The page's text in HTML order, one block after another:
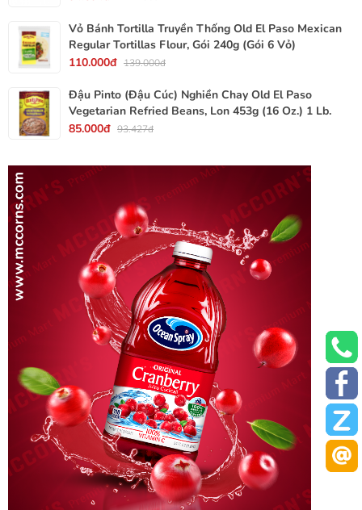
Vỏ Bánh Tortilla Truyền Thống Old El Paso Mexican
Regular Tortillas Flour, Gói 240g (Gói 6 Vỏ)
110.000đ 139.000đ
Đậu Pinto (Đậu Cúc) Nghiền Chay Old El Paso
Vegetarian Refried Beans, Lon 453g (16 Oz.) 1 Lb.
85.000đ 93.427đ